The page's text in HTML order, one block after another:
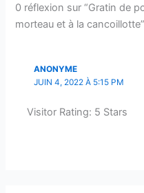
0 réflexion sur “Gratin de
morteau et à la cancoillotte”
ANONYME
JUIN 4, 2022 À 5:15 PM
Visitor Rating: 5 Stars